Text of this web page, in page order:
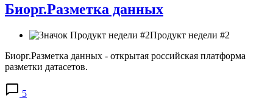
Биорг.Разметка данных
Продукт недели #2
Биорг.Разметка данных - открытая российская платформа
разметки датасетов.
5